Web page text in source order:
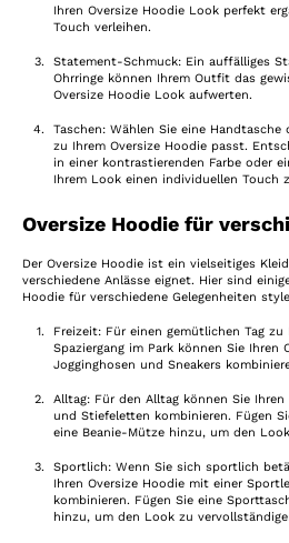
Ihren Oversize Hoodie Look perfekt
Touch verleihen.
Statement-Schmuck: Ein auffälliges
Ohrringe können Ihrem Outfit das
Oversize Hoodie Look aufwerten.
Taschen: Wählen Sie eine Handtasche
zu Ihrem Oversize Hoodie passt.
in einer kontrastierenden Farbe oder
Ihrem Look einen individuellen Touch
Oversize Hoodie für
Der Oversize Hoodie ist ein vielseitiges
verschiedene Anlässe eignet. Hier sind
Hoodie für verschiedene Gelegenheiten
Freizeit: Für einen gemütlichen Tag
Spaziergang im Park können Sie Ihren
Jogginghosen und Sneakers
Alltag: Für den Alltag können Sie
und Stiefeletten kombinieren. Fügen
eine Beanie-Mütze hinzu, um den
Sportlich: Wenn Sie sich sportlich
Ihren Oversize Hoodie mit einer
kombinieren. Fügen Sie eine
hinzu, um den Look zu